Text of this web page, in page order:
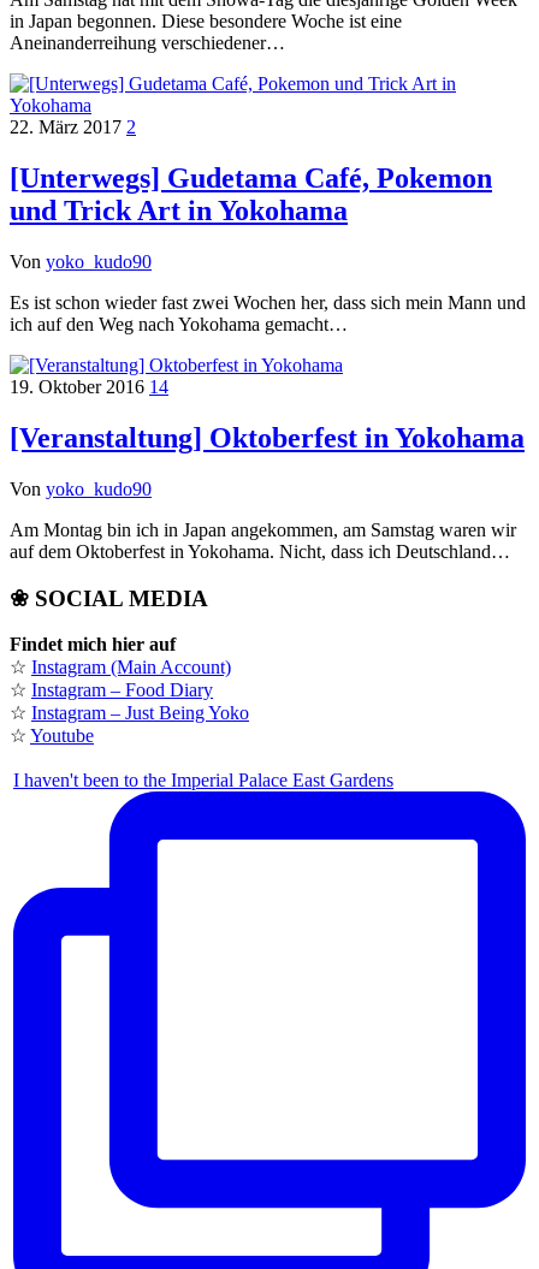
in Japan begonnen. Diese besondere Woche ist eine
Aneinanderreihung verschiedener…
22. März 2017 2
[Unterwegs] Gudetama Café, Pokemon
und Trick Art in Yokohama
Von yoko_kudo90
Es ist schon wieder fast zwei Wochen her, dass sich mein Mann und
ich auf den Weg nach Yokohama gemacht…
19. Oktober 2016 14
[Veranstaltung] Oktoberfest in Yokohama
Von yoko_kudo90
Am Montag bin ich in Japan angekommen, am Samstag waren wir
auf dem Oktoberfest in Yokohama. Nicht, dass ich Deutschland…
❀ SOCIAL MEDIA
Findet mich hier auf
☆ Instagram (Main Account)
☆ Instagram – Food Diary
☆ Instagram – Just Being Yoko
☆ Youtube
I haven't been to the Imperial Palace East Gardens